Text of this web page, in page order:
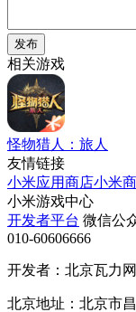
发布
相关游戏
怪物猎人：旅人
友情链接
小米应用商店小米
小米游戏中心
开发者平台 微信公
010-60606666
开发者：北京瓦力
北京地址：北京市